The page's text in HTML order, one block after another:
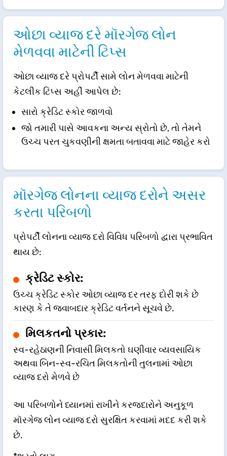
ઓછા વ્યાજ દરે મૉરગેજ લોન
મેળવવા માટેની ટિપ્સ
ઓછા વ્યાજ દરે પ્રોપર્ટી સામે લોન મેળવવા માટેની
કેટલીક ટિપ્સ અહીં આપેલ છે:
સારો ક્રેડિટ સ્કોર જાળવો
જો તમારી પાસે આવકના અન્ય સ્રોતો છે, તો તેમને
ઉચ્ચ પરત ચુકવણીની ક્ષમતા બતાવવા માટે જાહેર કરો
મૉરગેજ લોનના વ્યાજ દરોને અસર
કરતા પરિબળો
પ્રોપર્ટી લોનના વ્યાજ દરો વિવિધ પરિબળો દ્વારા પ્રભાવિત
થાય છે:
ક્રેડિટ સ્કોર:
ઉચ્ચ ક્રેડિટ સ્કોર ઓછા વ્યાજ દર તરફ દોરી શકે છે
કારણ કે તે જવાબદાર ક્રેડિટ વર્તનને સૂચવે છે​​​.
મિલકતનો પ્રકાર:
સ્વ-રહેઠાણની નિવાસી મિલકતો ઘણીવાર વ્યવસાયિક
અથવા બિન-સ્વ-રચિત મિલકતોની તુલનામાં ઓછા
વ્યાજ દરો મેળવે છે​​
આ પરિબળોને ધ્યાનમાં રાખીને કરજદારોને અનુકૂળ
મૉરગેજ લોન વ્યાજ દરો સુરક્ષિત કરવામાં મદદ કરી શકે
છે.